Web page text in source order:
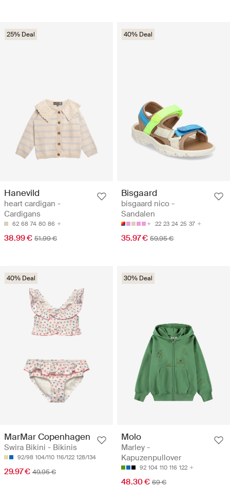
25% Deal
Hanevild
heart cardigan -
Cardigans
62 68 74 80 86
38.99 € 51.99 €
40% Deal
Bisgaard
bisgaard nico -
Sandalen
22 23 24 25 37
35.97 € 59.95 €
40% Deal
MarMar Copenhagen
Swira Bikini - Bikinis
92/98 104/110 116/122 128/134
29.97 € 49.95 €
30% Deal
Molo
Marley -
Kapuzenpullover
92 104 110 116 122
48.30 € 69 €